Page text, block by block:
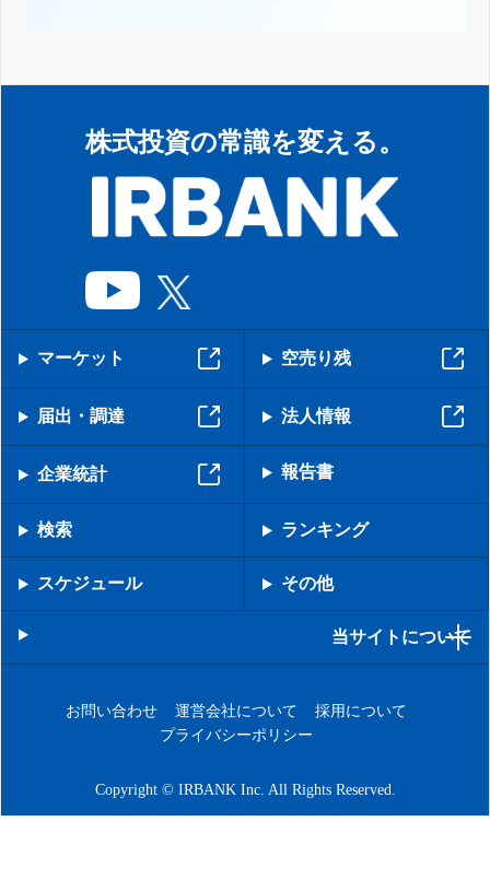
株式投資の常識を変える。
マーケット 空売り残
届出・調達 法人情報
企業統計 報告書
検索 ランキング
スケジュール その他
当サイトについて
お問い合わせ 運営会社について
採用について
プライバシーポリシー
Copyright © IRBANK Inc. All Rights Reserved.